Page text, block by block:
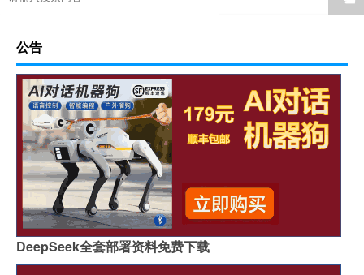
公告
DeepSeek全套部署资料免费下载